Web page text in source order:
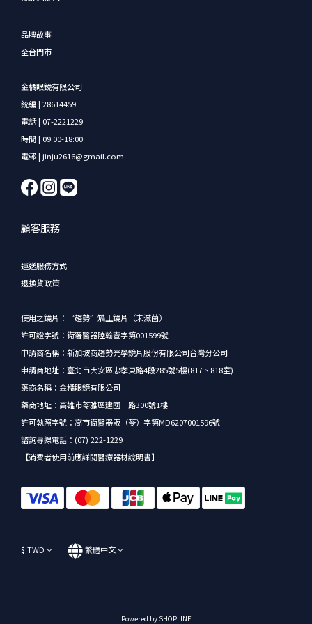
品牌故事
全台門市
金橘眼鏡有限公司
統編 | 28614459
電話 | 07-2221229
時間 | 09:00-18:00
電郵 | jinju2616@gmail.com
顧客服務
運送服務方式
退換貨政策
使用之鏡片：“趨勢”矯正鏡片（未滅菌）
許可證字號：衛署醫器陸輸壹字第001599號
申請商名稱：新加坡商趨勢光學鏡片股份有限公司台灣分公司
申請商地址：臺北市大安區忠孝東路4段285號5樓(817、818室)
藥商名稱：金橘眼鏡有限公司
藥商地址：高雄市苓雅區建國一路300號1樓
許可執照字號：高市衛醫器販（苓）字第MD6207001596號
諮詢專線電話：(07) 222-1229
【消費者使用前應詳閱醫療器材說明書】
$ TWD 繁體中文
Powered by SHOPLINE